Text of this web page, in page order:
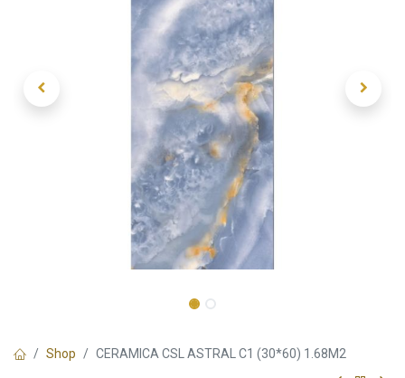
Shop CERAMICA CSL ASTRAL C1 (30*60) 1.68M2